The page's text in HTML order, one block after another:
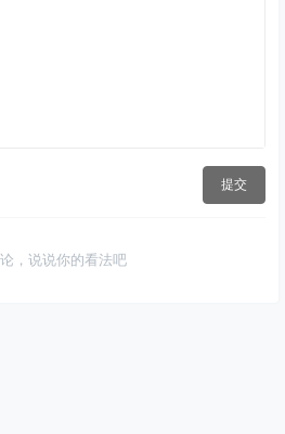
提交
，说说你的看法吧